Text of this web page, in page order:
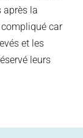
après la
compliqué car
et les
leurs